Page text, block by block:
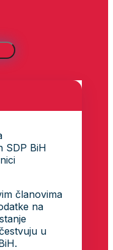
SDP BiH
članovima
na
u